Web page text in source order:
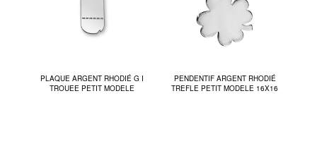
PLAQUE ARGENT RHODIÉ G I
TROUEE PETIT MODELE
PENDENTIF ARGENT RHODIÉ
TREFLE PETIT MODELE 16X16